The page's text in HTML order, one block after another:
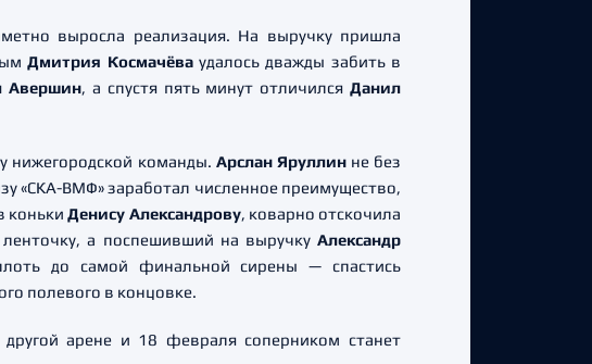
выросла реализация. На выручку пришла
Дмитрия Космачёваудалось дважды забить в
Авершин, а спустя пять минут отличился Данил
нижегородской команды. Арслан Яруллинне без
«СКА-ВМФ» заработал численное преимущество,
конькиДенису Александрову, коварно отскочила
а поспешивший на выручкуАлександр
до самой финальной сирены — спастись
полевого в концовке.
арене и 18 февраля соперником станет